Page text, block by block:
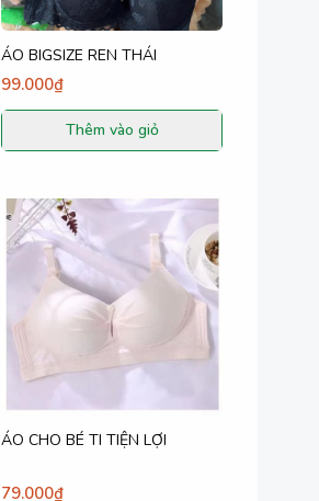
ÁO BIGSIZE REN THÁI
99.000₫
Thêm vào giỏ
ÁO CHO BÉ TI TIỆN LỢI
79.000₫